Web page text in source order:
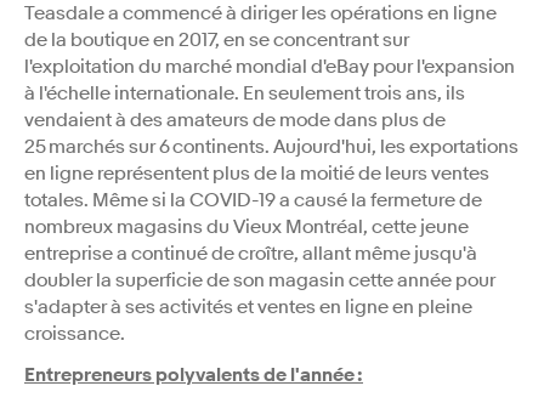
Teasdale a commencé à diriger les opérations en ligne
de la boutique en 2017, en se concentrant sur
l'exploitation du marché mondial d'eBay pour l'expansion
à l'échelle internationale. En seulement trois ans, ils
vendaient à des amateurs de mode dans plus de
25 marchés sur 6 continents. Aujourd'hui, les exportations
en ligne représentent plus de la moitié de leurs ventes
totales. Même si la COVID-19 a causé la fermeture de
nombreux magasins du Vieux Montréal, cette jeune
entreprise a continué de croître, allant même jusqu'à
doubler la superficie de son magasin cette année pour
s'adapter à ses activités et ventes en ligne en pleine
croissance.
Entrepreneurs polyvalents de l'année :